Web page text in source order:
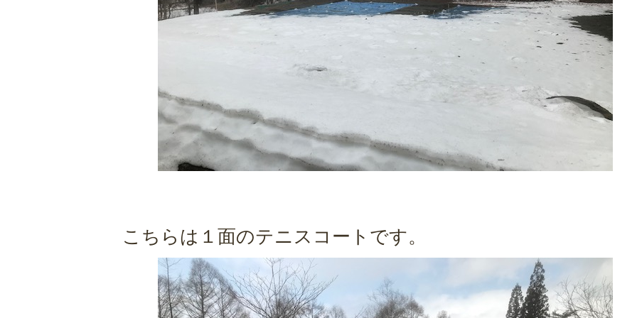
こちらは１面のテニスコートです。